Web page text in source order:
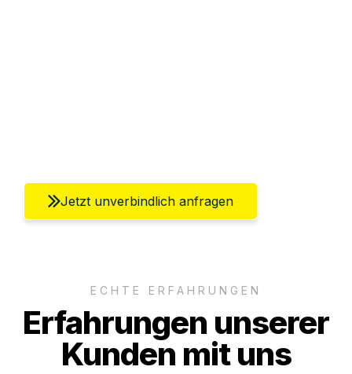
Jetzt unverbindlich anfragen
ECHTE ERFAHRUNGEN
Erfahrungen unserer
Kunden mit uns